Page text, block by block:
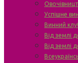
Успішне
Винний
Від землі
Від землі